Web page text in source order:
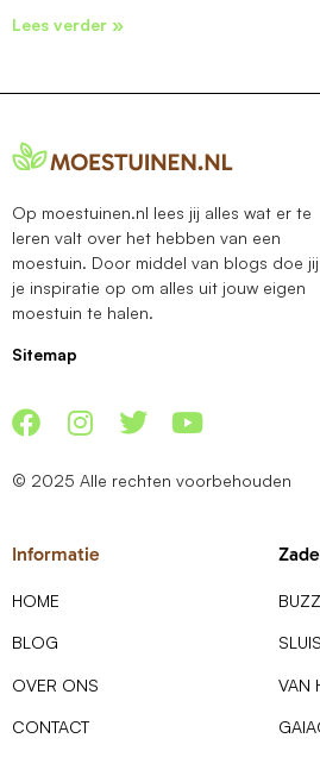
Lees verder »
Op moestuinen.nl lees jij alles wat er te
leren valt over het hebben van een
moestuin. Door middel van blogs doe jij
je inspiratie op om alles uit jouw eigen
moestuin te halen.
Sitemap
© 2025 Alle rechten voorbehouden
Informatie
HOME
BLOG
OVER ONS
CONTACT
VAN